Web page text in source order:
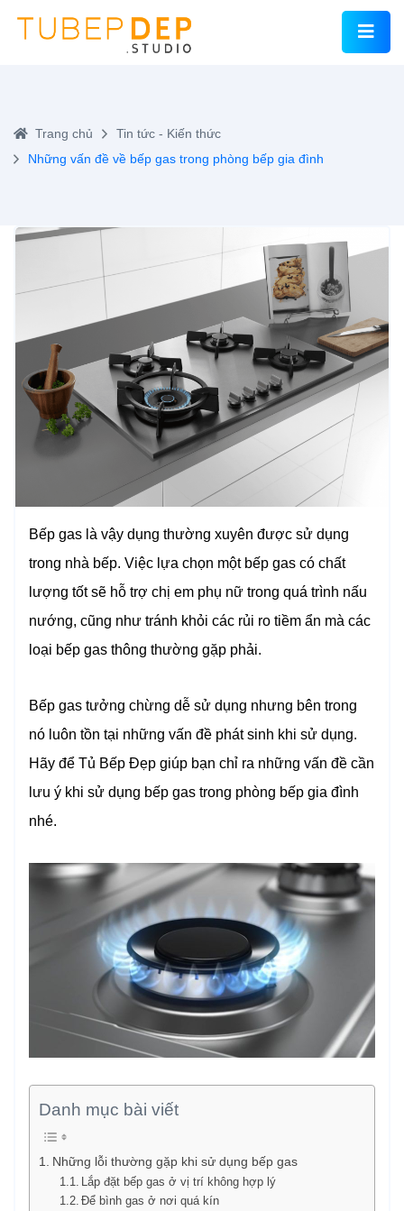
Trang chủ
Tin tức - Kiến thức
Những vấn đề về bếp gas trong phòng bếp gia đình
Bếp gas là vậy dụng thường xuyên được sử dụng
trong nhà bếp. Việc lựa chọn một bếp gas có chất
lượng tốt sẽ hỗ trợ chị em phụ nữ trong quá trình nấu
nướng, cũng như tránh khỏi các rủi ro tiềm ẩn mà các
loại bếp gas thông thường gặp phải.
Bếp gas tưởng chừng dễ sử dụng nhưng bên trong
nó luôn tồn tại những vấn đề phát sinh khi sử dụng.
Hãy để Tủ Bếp Đẹp giúp bạn chỉ ra những vấn đề cần
lưu ý khi sử dụng bếp gas trong phòng bếp gia đình
nhé.
Danh mục bài viết
Những lỗi thường gặp khi sử dụng bếp gas
Lắp đặt bếp gas ở vị trí không hợp lý
Để bình gas ở nơi quá kín